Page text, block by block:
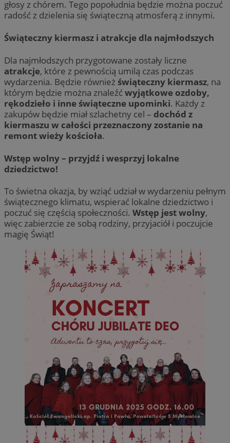
głosy z chórem. Tego popołudnia będzie można poczuć
radość z dzielenia się świąteczną atmosferą z innymi.
Świąteczny kiermasz i atrakcje dla najmłodszych
Dla najmłodszych przygotowane zostały liczne
atrakcje, które z pewnością umilą czas podczas
wydarzenia. Będzie również świąteczny kiermasz, na
którym będzie można znaleźćwyjątkowe ozdoby,
rękodzieło i inne świąteczne upominki. Każdy z
zakupów będzie miał szlachetny cel – dochód z
kiermaszu w całości przeznaczony zostanie na
remont wieży kościoła.
Wstęp wolny – przyjdź i wesprzyj lokalne
dziedzictwo!
To świetna okazja, by wziąć udział w wydarzeniu pełnym
świątecznego klimatu, wspierać lokalne dziedzictwo i
poczuć się częścią społeczności. Wstęp jest wolny,
więc zabierzcie ze sobą rodziny, przyjaciół i poczujcie
magię Świąt!